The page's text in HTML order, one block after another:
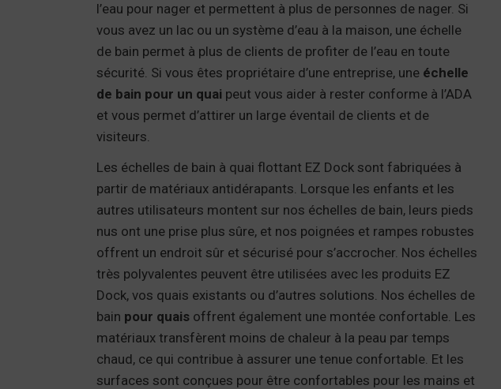
l’eau pour nager et permettent à plus de personnes de nager. Si
vous avez un lac ou un système d’eau à la maison, une échelle
de bain permet à plus de clients de profiter de l’eau en toute
sécurité. Si vous êtes propriétaire d’une entreprise, une échelle
de bain pour un quai peut vous aider à rester conforme à l’ADA
et vous permet d’attirer un large éventail de clients et de
visiteurs.
Les échelles de bain à quai flottant EZ Dock sont fabriquées à
partir de matériaux antidérapants. Lorsque les enfants et les
autres utilisateurs montent sur nos échelles de bain, leurs pieds
nus ont une prise plus sûre, et nos poignées et rampes robustes
offrent un endroit sûr et sécurisé pour s’accrocher. Nos échelles
très polyvalentes peuvent être utilisées avec les produits EZ
Dock, vos quais existants ou d’autres solutions. Nos échelles de
bain pour quais offrent également une montée confortable. Les
matériaux transfèrent moins de chaleur à la peau par temps
chaud, ce qui contribue à assurer une tenue confortable. Et les
surfaces sont conçues pour être confortables pour les mains et